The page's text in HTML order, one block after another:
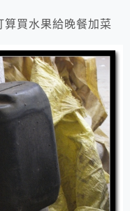
買水果給晚餐加菜